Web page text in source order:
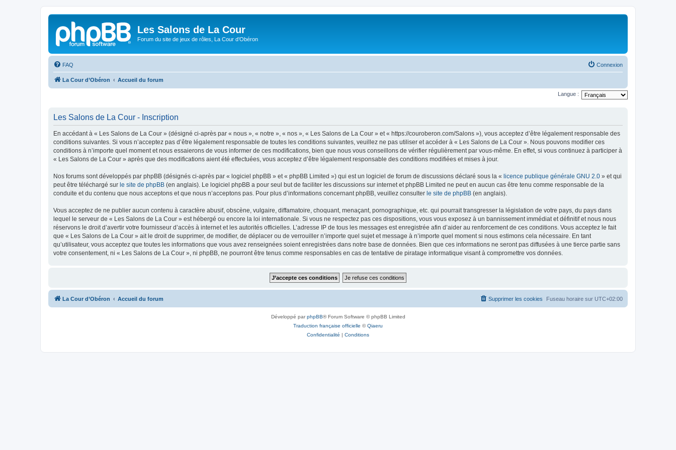
Les Salons de La Cour
Forum du site de jeux de rôles, La Cour d’Obéron
FAQ Connexion
La Cour d’Obéron Accueil du forum
Langue :
Les Salons de La Cour - Inscription
En accédant à « Les Salons de La Cour » (désigné ci-après par « nous », « notre », « nos », « Les Salons de La Cour » et « https://couroberon.com/Salons »), vous acceptez d’être légalement responsable des
conditions suivantes. Si vous n’acceptez pas d’être légalement responsable de toutes les conditions suivantes, veuillez ne pas utiliser et accéder à « Les Salons de La Cour ». Nous pouvons modifier ces
conditions à n’importe quel moment et nous essaierons de vous informer de ces modifications, bien que nous vous conseillons de vérifier régulièrement par vous-même. En effet, si vous continuez à participer à
« Les Salons de La Cour » après que des modifications aient été effectuées, vous acceptez d’être légalement responsable des conditions modifiées et mises à jour.
Nos forums sont développés par phpBB (désignés ci-après par « logiciel phpBB » et « phpBB Limited ») qui est un logiciel de forum de discussions déclaré sous la « licence publique générale GNU 2.0 » et qui
peut être téléchargé sur le site de phpBB (en anglais). Le logiciel phpBB a pour seul but de faciliter les discussions sur internet et phpBB Limited ne peut en aucun cas être tenu comme responsable de la
conduite et du contenu que nous acceptons et que nous n’acceptons pas. Pour plus d’informations concernant phpBB, veuillez consulter le site de phpBB (en anglais).
Vous acceptez de ne publier aucun contenu à caractère abusif, obscène, vulgaire, diffamatoire, choquant, menaçant, pornographique, etc. qui pourrait transgresser la législation de votre pays, du pays dans
lequel le serveur de « Les Salons de La Cour » est hébergé ou encore la loi internationale. Si vous ne respectez pas ces dispositions, vous vous exposez à un bannissement immédiat et définitif et nous nous
réservons le droit d’avertir votre fournisseur d’accès à internet et les autorités officielles. L’adresse IP de tous les messages est enregistrée afin d’aider au renforcement de ces conditions. Vous acceptez le fait
que « Les Salons de La Cour » ait le droit de supprimer, de modifier, de déplacer ou de verrouiller n’importe quel sujet et message à n’importe quel moment si nous estimons cela nécessaire. En tant
qu’utilisateur, vous acceptez que toutes les informations que vous avez renseignées soient enregistrées dans notre base de données. Bien que ces informations ne seront pas diffusées à une tierce partie sans
votre consentement, ni « Les Salons de La Cour », ni phpBB, ne pourront être tenus comme responsables en cas de tentative de piratage informatique visant à compromettre vos données.
La Cour d’Obéron Accueil du forum Fuseau horaire sur UTC+02:00
Supprimer les cookies
Développé parphpBB® Forum Software © phpBB Limited
Traduction française officielle ©Qiaeru
Confidentialité | Conditions